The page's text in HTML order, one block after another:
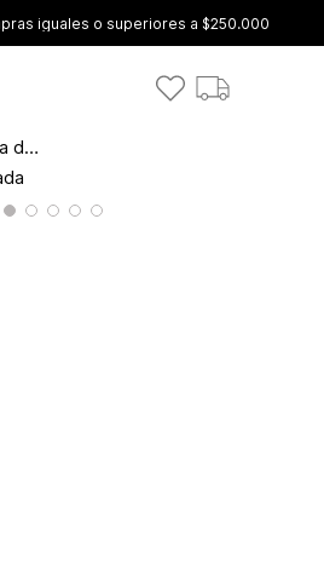
iguales o superiores a $250.000
Blusa una manga drapeada